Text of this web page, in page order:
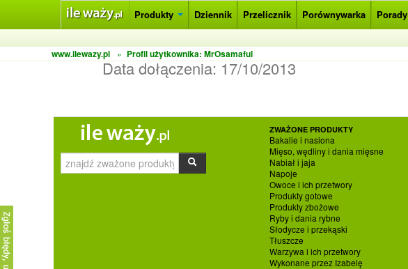
Produkty Dziennik Przelicznik Porównywarka Porady
www.ilewazy.pl
» Profil użytkownika: MrOsamaful
Data dołączenia:17/10/2013
ZWAŻONE PRODUKTY
Bakalie i nasiona
Mięso, wędliny i dania mięsne
Nabiał i jaja
Napoje
Owoce i ich przetwory
Produkty gotowe
Produkty zbożowe
Ryby i dania rybne
Słodycze i przekąski
Tłuszcze
Warzywa i ich przetwory
Wykonane przez Izabelę